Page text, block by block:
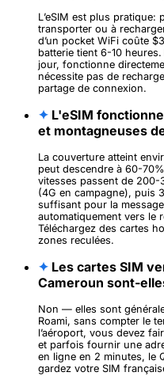
L’eSIM est plus pratique:
transporter ou à
d’un pocket WiFi coûte
batterie tient 6-10
jour, fonctionne
nécessite pas de
partage de connexion.
✦ L'eSIM
et montagneuses
La couverture atteint
peut descendre à 60-
vitesses passent de
(4G en campagne), puis
suffisant pour la
automatiquement vers le
Téléchargez des cartes
zones reculées.
✦ Les cartes SIM
Cameroun sont-
Non — elles sont
Roami, sans compter le
l’aéroport, vous devez
et parfois fournir une
en ligne en 2 minutes, le
gardez votre SIM